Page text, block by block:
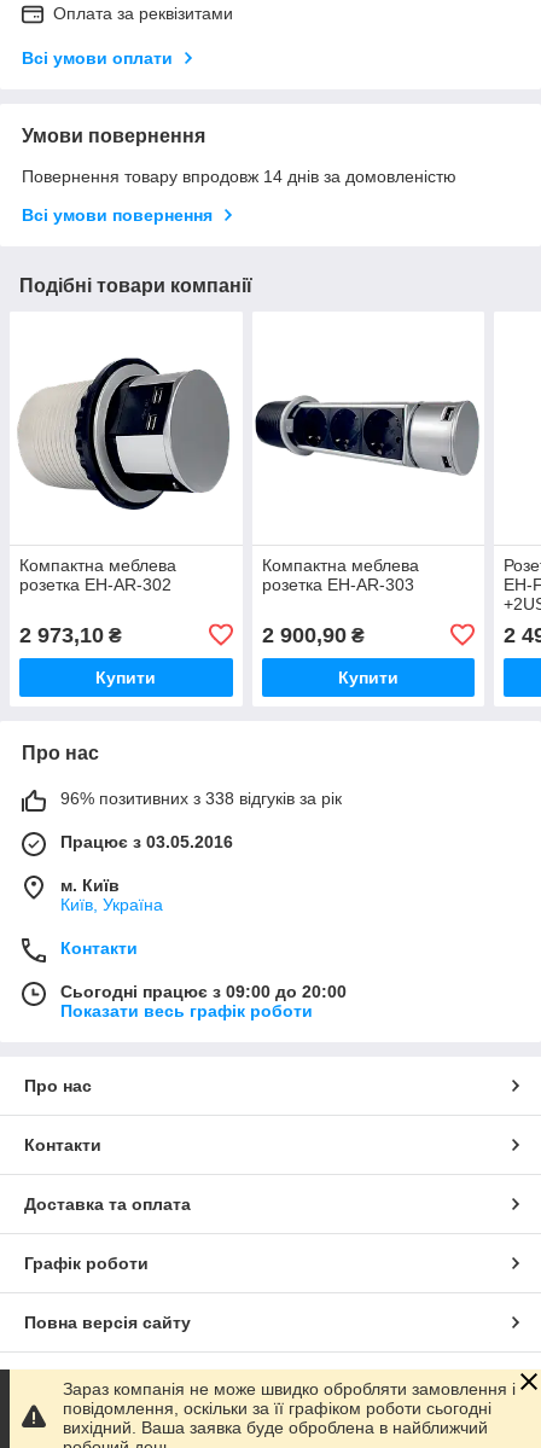
Оплата за реквізитами
Всі умови оплати
Умови повернення
Повернення товару впродовж 14 днів за домовленістю
Всі умови повернення
Подібні товари компанії
Компактна меблева
розетка EH-AR-302
2 973,10 ₴
Купити
Компактна меблева
розетка EH-AR-303
2 900,90₴
Купити
EH-
2
Про нас
96% позитивних з 338 відгуків за рік
Працює з 03.05.2016
м. Київ
Київ, Україна
Контакти
Сьогодні працює з 09:00 до 20:00
Показати весь графік роботи
Про нас
Контакти
Доставка та оплата
Графік роботи
Повна версія сайту
Сайт створено на маркетплейсі Prom.ua
Політика конфіденційності
Зараз компанія не може швидко обробляти замовлення і
повідомлення, оскільки за її графіком роботи сьогодні
вихідний. Ваша заявка буде оброблена в найближчий